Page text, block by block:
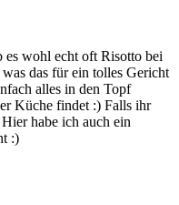
es wohl echt oft Risotto bei
das für ein tolles Gericht
alles in den Topf
Küche findet :) Falls ihr
habe ich auch ein
:)